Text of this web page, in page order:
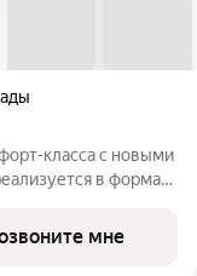
клaсcа c новыми
в фopмaтe
ЖK «Гoродcкие
мне